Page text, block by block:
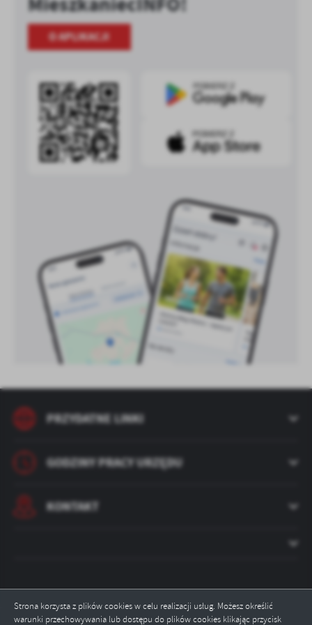
Strona korzysta z plików cookies w celu realizacji usług. Możesz określić
warunki przechowywania lub dostępu do plików cookies klikając przycisk
O APLIKACJI
PRZYDATNE LINKI
GODZINY PRACY URZĘDU
KONTAKT